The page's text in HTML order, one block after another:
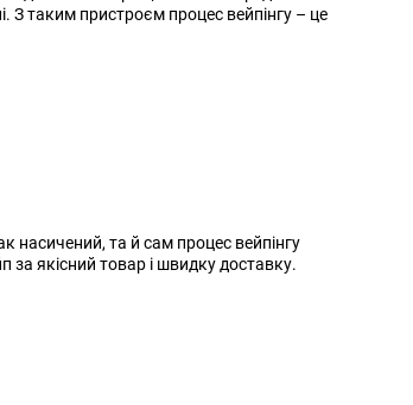
З таким пристроєм процес вейпінгу – це
насичений, та й сам процес вейпінгу
якісний товар і швидку доставку.